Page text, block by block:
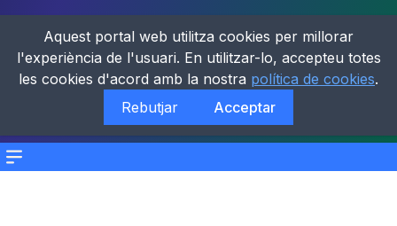
Menu
Aquest portal web utilitza cookies per millorar
l'experiència de l'usuari. En utilitzar-lo, accepteu totes
les cookies d'acord amb la nostra política de cookies.
Rebutjar
Acceptar